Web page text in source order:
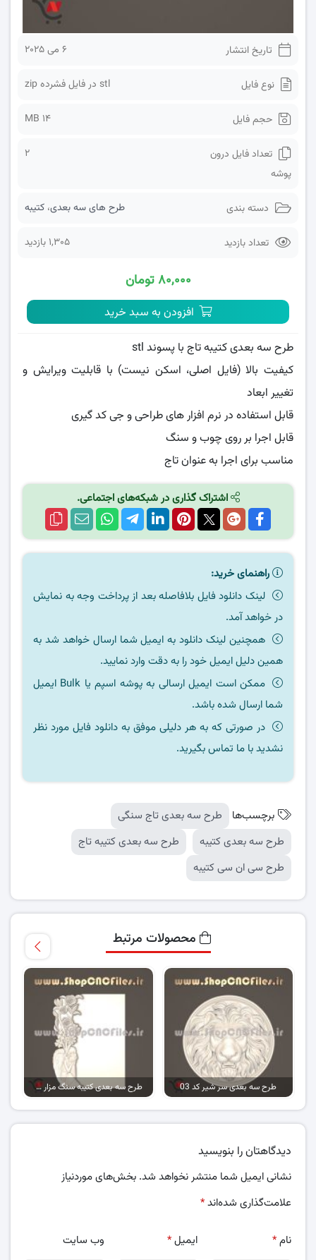
تاریخ انتشار 6 می 2025
نوع فایل stl در فایل فشرده zip
حجم فایل 14 MB
تعداد فایل درون
پوشه
2
دسته بندی طرح های سه بعدی، کتیبه
تعداد بازدید 1,305 بازدید
۸۰,۰۰۰ تومان
افزودن به سبد خرید
طرح سه بعدی کتیبه تاج با پسوند stl
کیفیت بالا (فایل اصلی، اسکن نیست) با قابلیت ویرایش و
تغییر ابعاد
قابل استفاده در نرم افزار های طراحی و جی کد گیری
قابل اجرا بر روی چوب و سنگ
مناسب برای اجرا به عنوان تاج
اشتراک گذاری در شبکه‌های اجتماعی.
راهنمای خرید:
لینک دانلود فایل بلافاصله بعد از پرداخت وجه به نمایش
در خواهد آمد.
همچنین لینک دانلود به ایمیل شما ارسال خواهد شد به
همین دلیل ایمیل خود را به دقت وارد نمایید.
ممکن است ایمیل ارسالی به پوشه اسپم یا Bulk ایمیل
شما ارسال شده باشد.
در صورتی که به هر دلیلی موفق به دانلود فایل مورد نظر
نشدید با ما تماس بگیرید.
برچسب‌ها
طرح سه بعدی تاج سنگی
طرح سه بعدی کتیبه
طرح سه بعدی کتیبه تاج
طرح سی ان سی کتیبه
محصولات مرتبط
طرح سه بعدی سر شیر کد 03 طرح سه بعدی کتیبه سنگ مزار کد 05
دیدگاهتان را بنویسید
نشانی ایمیل شما منتشر نخواهد شد. بخش‌های موردنیاز
علامت‌گذاری شده‌اند*
نام* ایمیل* وب‌ سایت